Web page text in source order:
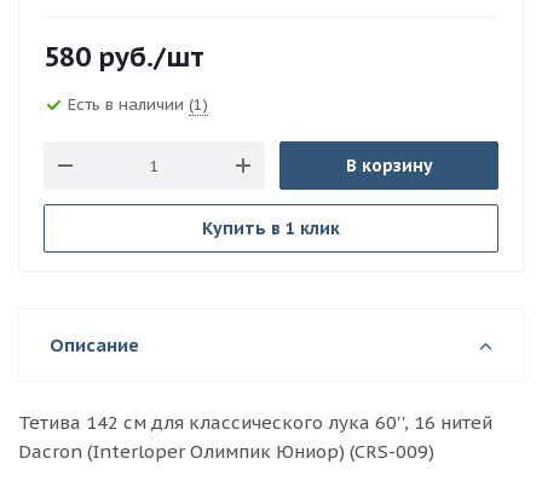
580 руб./шт
Есть в наличии (1)
В корзину
Купить в 1 клик
Описание
Тетива 142 см для классического лука 60'', 16 нитей
Dacron (Interloper Олимпик Юниор) (CRS-009)